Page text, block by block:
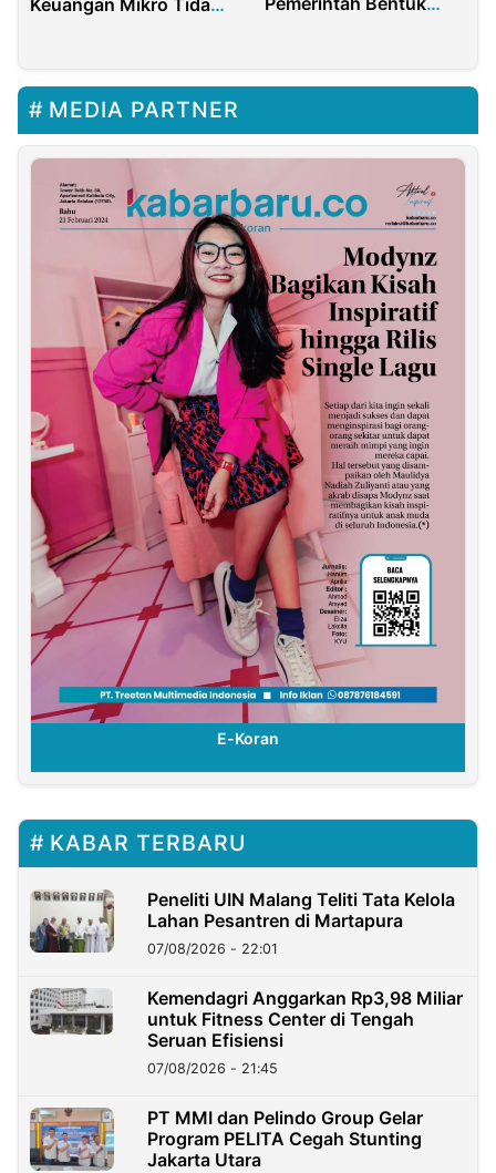
MEDIA PARTNER
E-Koran
KABAR TERBARU
Peneliti UIN Malang Teliti Tata Kelola
Lahan Pesantren di Martapura
07/08/2026 - 22:01
Kemendagri Anggarkan Rp3,98 Miliar
untuk Fitness Center di Tengah
Seruan Efisiensi
07/08/2026 - 21:45
PT MMI dan Pelindo Group Gelar
Program PELITA Cegah Stunting
Jakarta Utara